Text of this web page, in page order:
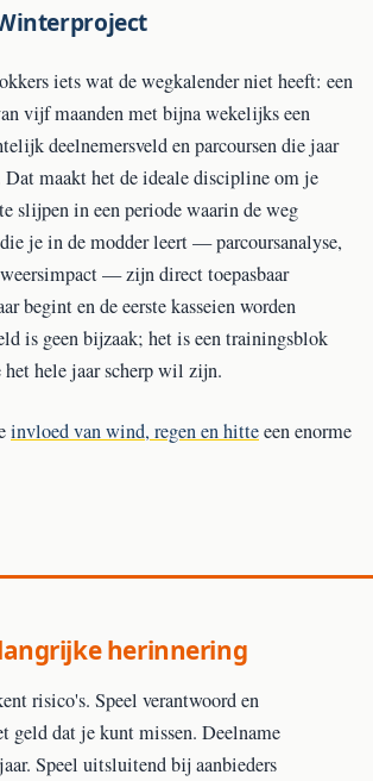
iets wat de wegkalender niet heeft: een
vijf maanden met bijna wekelijks een
deelnemersveld en parcoursen die jaar
Dat maakt het de ideale discipline om je
slijpen in een periode waarin de weg
je in de modder leert — parcoursanalyse,
— zijn direct toepasbaar
begint en de eerste kasseien worden
is geen bijzaak; het is een trainingsblok
hele jaar scherp wil zijn.
invloed van wind, regen en hitteeen enorme
herinnering
risico's. Speel verantwoord en
geld dat je kunt missen. Deelname
Speel uitsluitend bij aanbieders